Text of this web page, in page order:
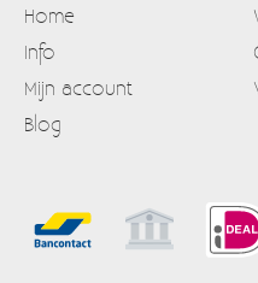
Home
Info
Mijn account
Blog